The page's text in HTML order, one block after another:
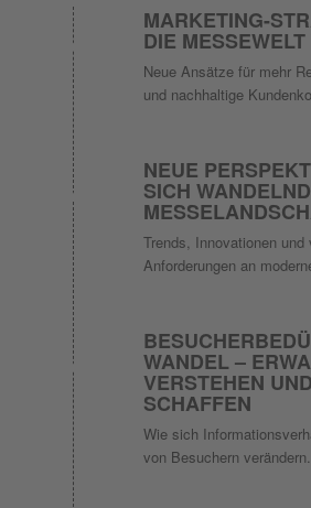
MARKETING-
DIE
Neue Ansätze für mehr
und nachhaltige
NEUE
SICH
Trends, Innovationen und
Anforderungen an
WANDEL –
VERSTEHEN
SCHAFFEN
Wie sich
von Besuchern verändern.